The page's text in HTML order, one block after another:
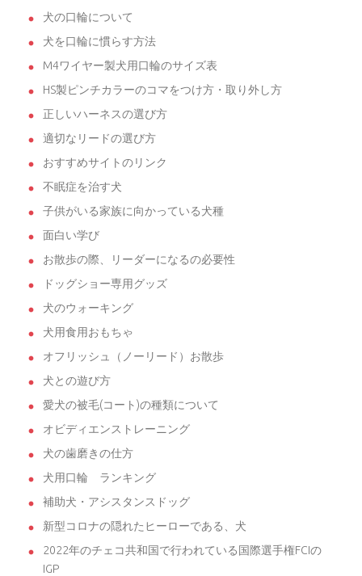
犬の口輪について
犬を口輪に慣らす方法
M4ワイヤー製犬用口輪のサイズ表
HS製ピンチカラーのコマをつけ方・取り外し方
正しいハーネスの選び方
適切なリードの選び方
おすすめサイトのリンク
不眠症を治す犬
子供がいる家族に向かっている犬種
面白い学び
お散歩の際、リーダーになるの必要性
ドッグショー専用グッズ
犬のウォーキング
犬用食用おもちゃ
オフリッシュ（ノーリード）お散歩
犬との遊び方
愛犬の被毛(コート)の種類について
オビディエンストレーニング
犬の歯磨きの仕方
犬用口輪 ランキング
補助犬・アシスタンスドッグ
新型コロナの隠れたヒーローである、犬
2022年のチェコ共和国で行われている国際選手権FCIの
IGP